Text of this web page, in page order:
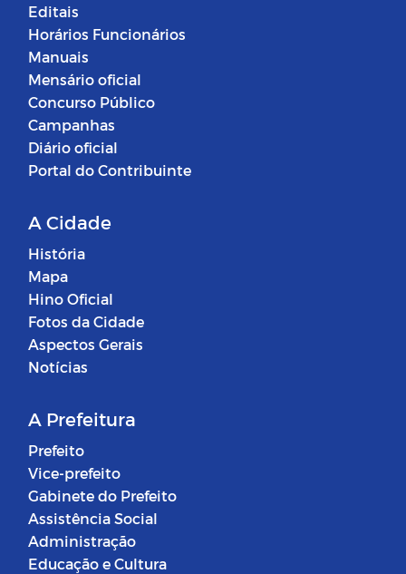
Editais
Horários Funcionários
Manuais
Mensário oficial
Concurso Público
Campanhas
Diário oficial
Portal do Contribuinte
A Cidade
História
Mapa
Hino Oficial
Fotos da Cidade
Aspectos Gerais
Notícias
A Prefeitura
Prefeito
Vice-prefeito
Gabinete do Prefeito
Assistência Social
Administração
Educação e Cultura